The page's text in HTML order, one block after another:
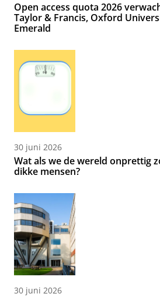
Open access quota 2026
Taylor & Francis, Oxford
Emerald
30 juni 2026
Wat als we de wereld onprettig
dikke mensen?
30 juni 2026